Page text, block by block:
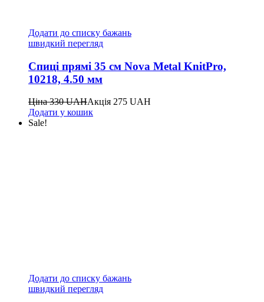
Додати до списку бажань
швидкий перегляд
Спиці прямі 35 см Nova Metal KnitPro,
10218, 4.50 мм
Ціна330UAHАкція 275 UAH
Додати у кошик
Sale!
Додати до списку бажань
швидкий перегляд